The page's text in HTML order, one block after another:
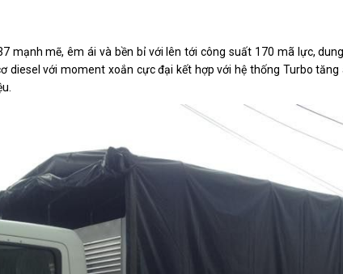
mạnh mẽ, êm ái và bền bỉ với lên tới công suất 170 mã lực,
diesel với moment xoắn cực đại kết hợp với hệ thống Turbo tăng